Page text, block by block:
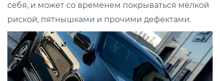
себя, и может со временем покрываться мелкой
риской, пятнышками и прочими дефектами.